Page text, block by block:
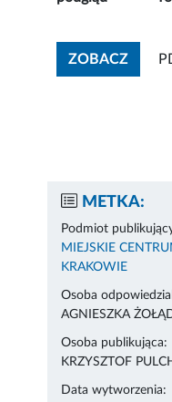
ZOBACZ
METKA:
Podmiot
MIEJSKIE
KRAKOWIE
Osoba
AGNIESZKA
Osoba publikująca:
KRZYSZTOF
Data wytworzenia: